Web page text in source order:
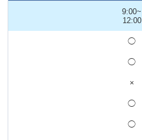
9:00~
12:00
◯
◯
×
◯
◯